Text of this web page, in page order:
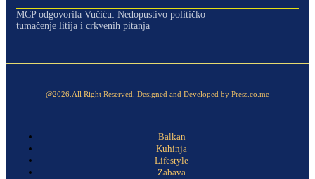
MCP odgovorila Vučiću: Nedopustivo političko
tumačenje litija i crkvenih pitanja
@2026.All Right Reserved. Designed and Developed by Press.co.me
Balkan
Kuhinja
Lifestyle
Zabava